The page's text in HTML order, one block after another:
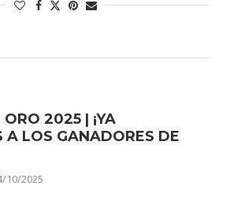
2025 | ¡YA
A LOS GANADORES DE
10/2025